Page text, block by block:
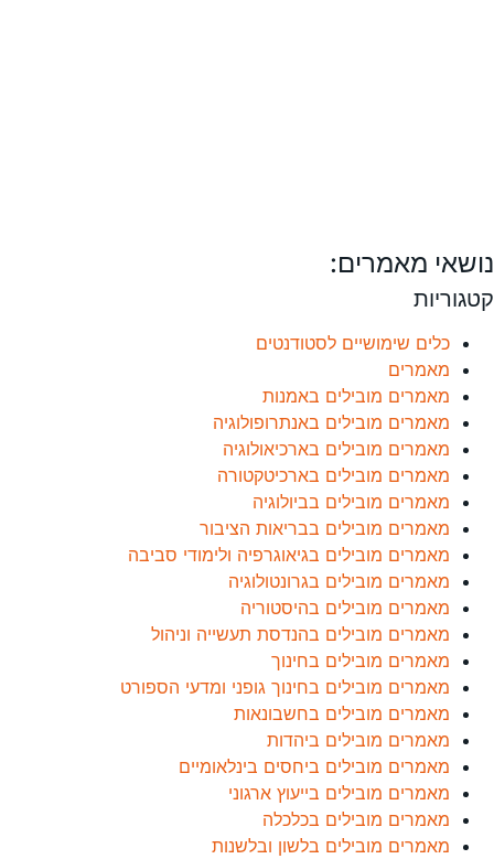
נושאי מאמרים:
קטגוריות
כלים שימושיים לסטודנטים
מאמרים
מאמרים מובילים באמנות
מאמרים מובילים באנתרופולוגיה
מאמרים מובילים בארכיאולוגיה
מאמרים מובילים בארכיטקטורה
מאמרים מובילים בביולוגיה
מאמרים מובילים בבריאות הציבור
מאמרים מובילים בגיאוגרפיה ולימודי סביבה
מאמרים מובילים בגרונטולוגיה
מאמרים מובילים בהיסטוריה
מאמרים מובילים בהנדסת תעשייה וניהול
מאמרים מובילים בחינוך
מאמרים מובילים בחינוך גופני ומדעי הספורט
מאמרים מובילים בחשבונאות
מאמרים מובילים ביהדות
מאמרים מובילים ביחסים בינלאומיים
מאמרים מובילים בייעוץ ארגוני
מאמרים מובילים בכלכלה
מאמרים מובילים בלשון ובלשנות